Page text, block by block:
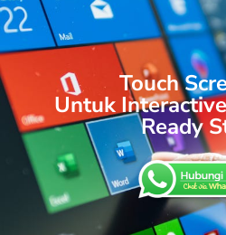
Touch
Untuk
Ready